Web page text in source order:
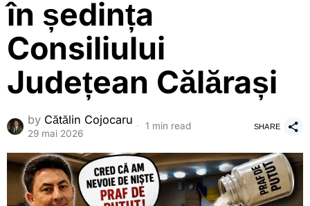
în ședința
Consiliului
Județean Călărași
by Cătălin Cojocaru
29 mai 2026
1 min read SHARE